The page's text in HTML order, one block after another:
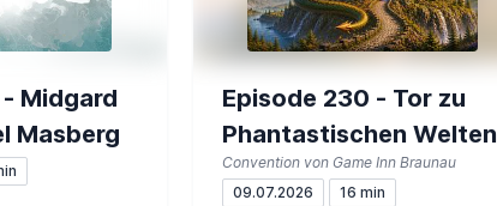
Midgard
Masberg
Episode 230 - Tor zu
Phantastischen Welten
Convention von Game Inn Braunau
09.07.2026
16 min